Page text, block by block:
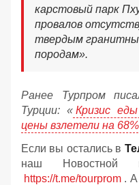
карстовый парк
провалов
твердым
породам».
Ранее Турпром
Турции: « Кризис
цены взлетели на 68%
Если вы остались в
наш Новостной
https://t.me/tourprom .